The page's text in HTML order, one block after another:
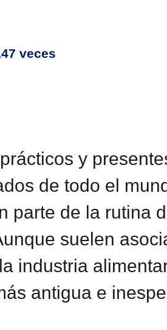
veces
y
de todo el
parte de la rutina
suelen
industria
antigua e